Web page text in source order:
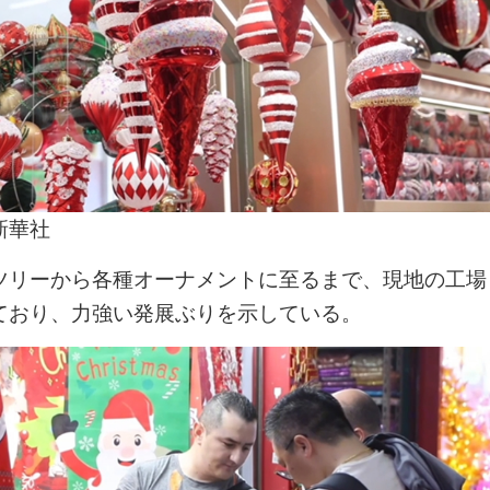
華社
リーから各種オーナメントに至るまで、現地の工
り、力強い発展ぶりを示している。